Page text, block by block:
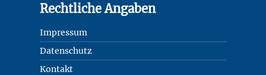
Rechtliche Angaben
Impressum
Datenschutz
Kontakt